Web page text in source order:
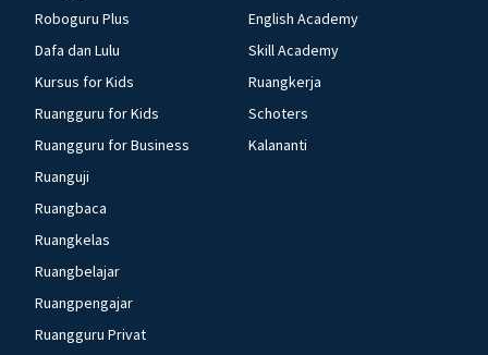
Roboguru Plus
Dafa dan Lulu
Kursus for Kids
Ruangguru for Kids
Ruangguru for Business
Ruanguji
Ruangbaca
Ruangkelas
Ruangbelajar
Ruangpengajar
Ruangguru Privat
English Academy
Skill Academy
Ruangkerja
Schoters
Kalananti